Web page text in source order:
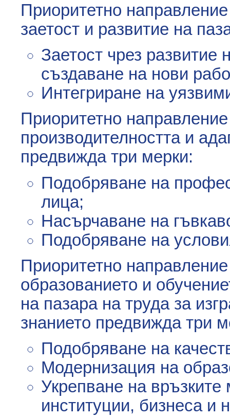
Приоритетно
заетост и развитие на
Заетост чрез развитие
създаване на нови
Интегриране на
Приоритетно
производителността и
предвижда три мерки:
Подобряване на
лица;
Насърчаване на
Подобряване на
Приоритетно направление
образованието и
на пазара на труда за
знанието предвижда три
Подобряване на
Модернизация на
Укрепване на
институции, бизнеса и